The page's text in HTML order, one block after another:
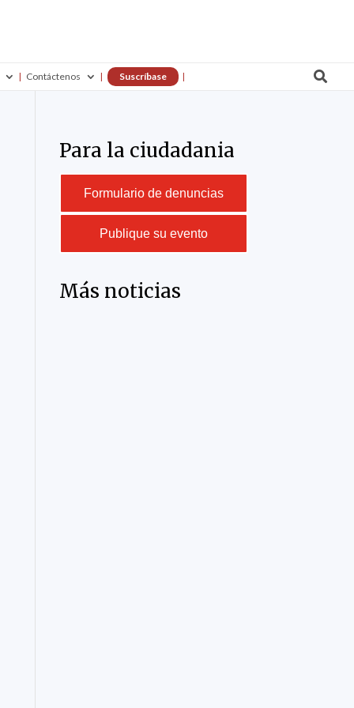
Contáctenos Suscríbase 
Para la ciudadania
Formulario de denuncias
Publique su evento
Más noticias